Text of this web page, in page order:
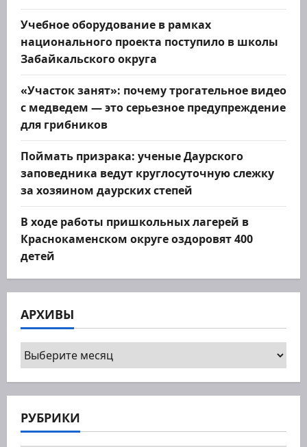
я
м
Учебное оборудование в рамках
национального проекта поступило в школы
Забайкальского округа
«Участок занят»: почему трогательное видео
с медведем — это серьезное предупреждение
для грибников
Поймать призрака: ученые Даурского
заповедника ведут круглосуточную слежку
за хозяином даурских степей
В ходе работы пришкольных лагерей в
Краснокаменском округе оздоровят 400
детей
АРХИВЫ
Архивы
РУБРИКИ